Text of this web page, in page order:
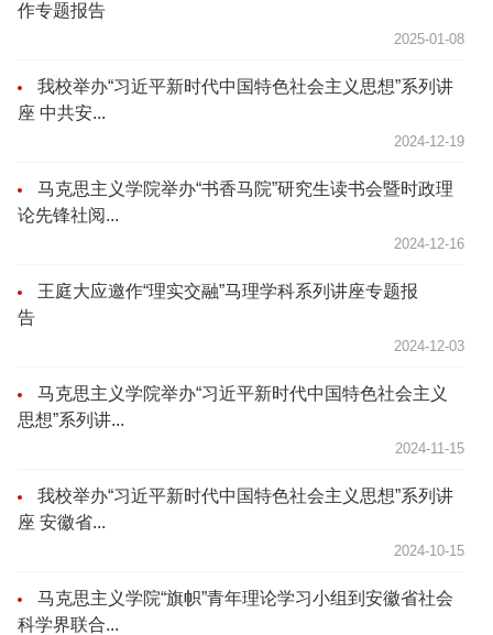
作专题报告
2025-01-08
我校举办“习近平新时代中国特色社会主义思想”系列讲
座 中共安...
2024-12-19
马克思主义学院举办“书香马院”研究生读书会暨时政理
论先锋社阅...
2024-12-16
王庭大应邀作“理实交融”马理学科系列讲座专题报
告
2024-12-03
马克思主义学院举办“习近平新时代中国特色社会主义
思想”系列讲...
2024-11-15
我校举办“习近平新时代中国特色社会主义思想”系列讲
座 安徽省...
2024-10-15
马克思主义学院“旗帜”青年理论学习小组到安徽省社会
科学界联合...